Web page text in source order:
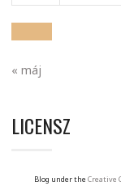
« máj
LICENSZ
Blog under the Creative